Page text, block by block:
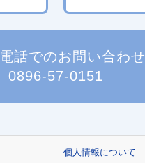
電話でのお問い合わせ
0896-57-0151
個人情報について